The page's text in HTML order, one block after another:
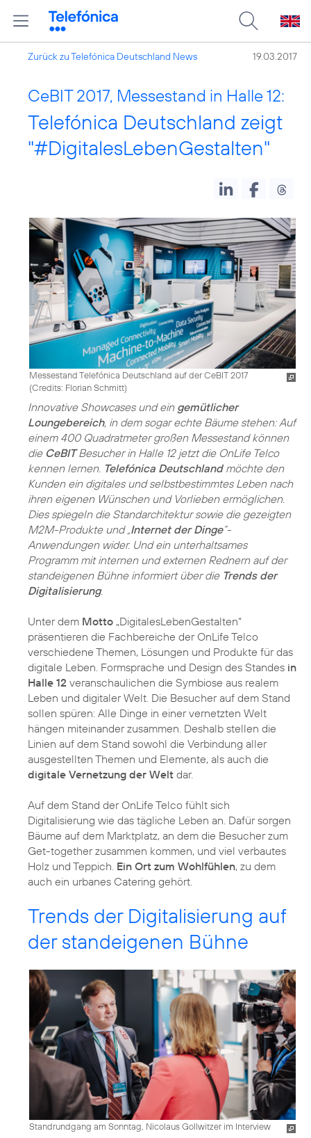
Zurück zu Telefónica Deutschland News 19.03.2017
CeBIT 2017, Messestand in Halle 12:
Telefónica Deutschland zeigt
"#DigitalesLebenGestalten"
Messestand Telefónica Deutschland auf der CeBIT 2017
(Credits: Florian Schmitt)
Innovative Showcases und ein gemütlicher
Loungebereich, in dem sogar echte Bäume stehen: Auf
einem 400 Quadratmeter großen Messestand können
die CeBITBesucher in Halle 12 jetzt die OnLife Telco
kennen lernen. Telefónica Deutschlandmöchte den
Kunden ein digitales und selbstbestimmtes Leben nach
ihren eigenen Wünschen und Vorlieben ermöglichen.
Dies spiegeln die Standarchitektur sowie die gezeigten
M2M-Produkte und „ Internet der Dinge“-
Anwendungen wider. Und ein unterhaltsames
Programm mit internen und externen Rednern auf der
standeigenen Bühne informiert über die Trends der
Digitalisierung.
Unter dem Motto „DigitalesLebenGestalten“
präsentieren die Fachbereiche der OnLife Telco
verschiedene Themen, Lösungen und Produkte für das
digitale Leben. Formsprache und Design des Standes in
Halle 12 veranschaulichen die Symbiose aus realem
Leben und digitaler Welt. Die Besucher auf dem Stand
sollen spüren: Alle Dinge in einer vernetzten Welt
hängen miteinander zusammen. Deshalb stellen die
Linien auf dem Stand sowohl die Verbindung aller
ausgestellten Themen und Elemente, als auch die
digitale Vernetzung der Welt dar.
Auf dem Stand der OnLife Telco fühlt sich
Digitalisierung wie das tägliche Leben an. Dafür sorgen
Bäume auf dem Marktplatz, an dem die Besucher zum
Get-together zusammen kommen, und viel verbautes
Holz und Teppich. Ein Ort zum Wohlfühlen, zu dem
auch ein urbanes Catering gehört.
Trends der Digitalisierung auf
der standeigenen Bühne
Standrundgang am Sonntag, Nicolaus Gollwitzer im Interview